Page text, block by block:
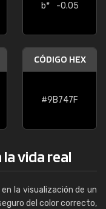
b*
-0.05
CÓDIGO HEX
#9B747F
la vida real
la visualización de un
del color correcto,